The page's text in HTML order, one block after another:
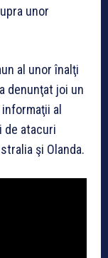
unor
al unor înalţi
denunţat joi un
al
de atacuri
şi Olanda.